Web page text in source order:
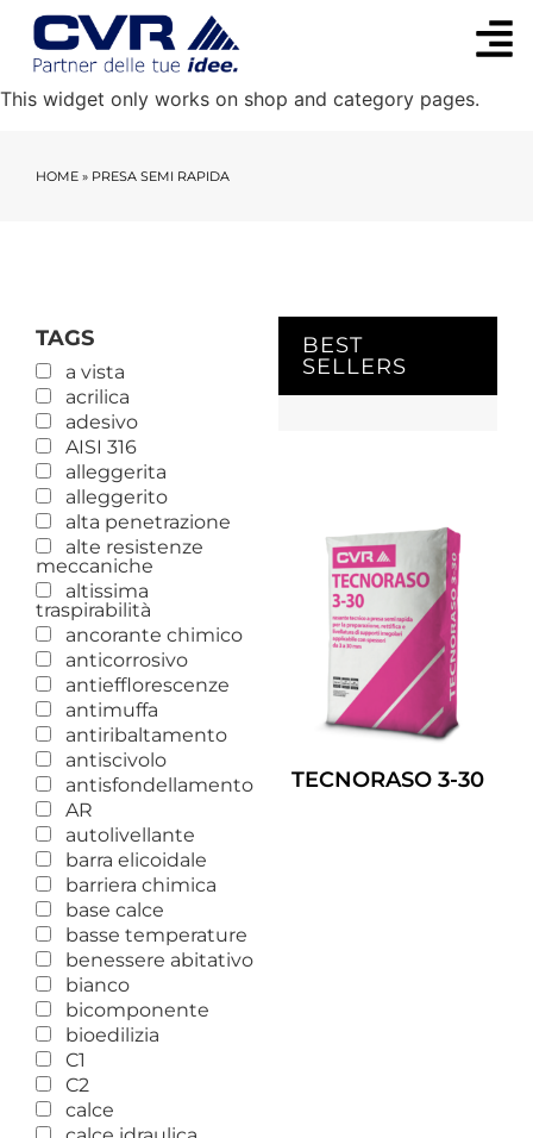
This widget only works on shop and category pages.
HOME » PRESA SEMI RAPIDA
TAGS
a vista
acrilica
adesivo
AISI 316
alleggerita
alleggerito
alta penetrazione
alte resistenze
meccaniche
altissima
traspirabilità
ancorante chimico
anticorrosivo
antiefflorescenze
antimuffa
antiribaltamento
antiscivolo
antisfondellamento
AR
autolivellante
barra elicoidale
barriera chimica
base calce
basse temperature
benessere abitativo
bianco
bicomponente
bioedilizia
C1
C2
calce
BEST
SELLERS
TECNORASO 3-30